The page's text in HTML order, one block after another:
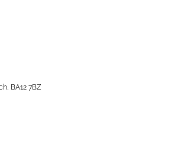
BA12 7BZ